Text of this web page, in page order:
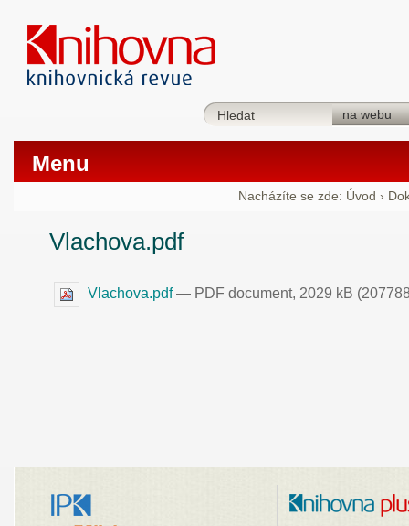
Menu
Nacházíte se zde: Úvod ›
Vlachova.pdf
Vlachova.pdf— PDF document, 2029 kB